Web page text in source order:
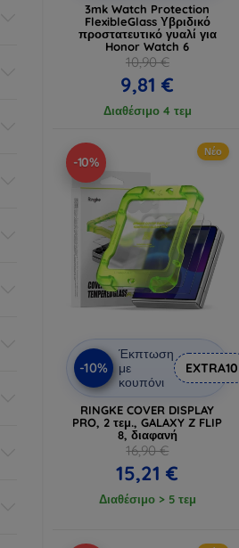
3mk Watch Protection
FlexibleGlass Υβριδικό
προστατευτικό γυαλί για
Honor Watch 6
10,90 €
9,81 €
Διαθέσιμο 4 τεμ
-10%
Νέο
-10%
Έκπτωση
με
κουπόνι
EXTRA10
RINGKE COVER DISPLAY
PRO, 2 τεμ., GALAXY Z FLIP
8, διαφανή
16,90 €
15,21 €
Διαθέσιμο > 5 τεμ